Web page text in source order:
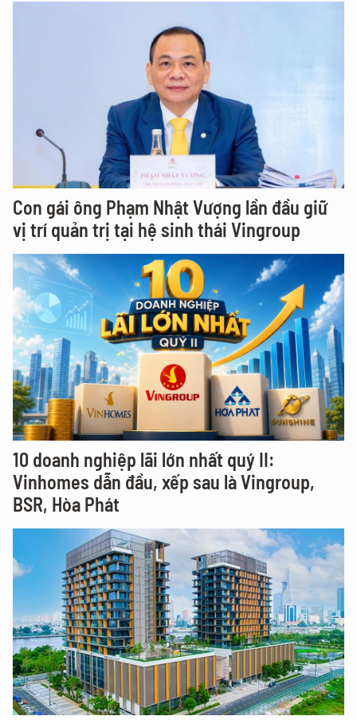
Con gái ông Phạm Nhật Vượng lần đầu giữ
vị trí quản trị tại hệ sinh thái Vingroup
10 doanh nghiệp lãi lớn nhất quý II:
Vinhomes dẫn đầu, xếp sau là Vingroup,
BSR, Hòa Phát